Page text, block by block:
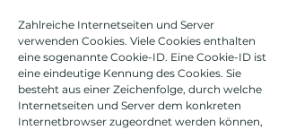
Zahlreiche Internetseiten und Server
verwenden Cookies. Viele Cookies enthalten
eine sogenannte Cookie-ID. Eine Cookie-ID ist
eine eindeutige Kennung des Cookies. Sie
besteht aus einer Zeichenfolge, durch welche
Internetseiten und Server dem konkreten
Internetbrowser zugeordnet werden können,